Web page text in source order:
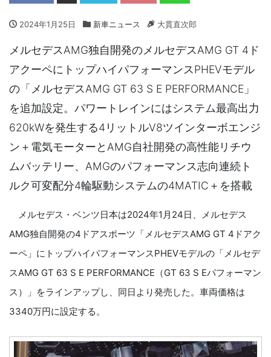
2024年1月25日 新車ニュース 大貫直次郎
メルセデスAMG独自開発のメルセデスAMG GT 4ド
アクーペにトップハイパフォーマンスPHEVモデル
の「メルセデスAMG GT 63 S E PERFORMANCE」
を追加設定。パワートレインにはシステム最高出力
620kWを発生する4リットルV8ツインターボエンジ
ン＋電気モーターとAMG自社開発の高性能リチウ
ムバッテリー、AMGのパフォーマンス志向連続ト
ルク可変配分4輪駆動システムの4MATIC＋を搭載
メルセデス・ベンツ日本は2024年1月24日、メルセデス
AMG独自開発の4ドアスポーツ「メルセデスAMG GT 4ドアク
ーペ」にトップハイパフォーマンスPHEVモデルの「メルセデ
スAMG GT 63 S E PERFORMANCE（GT 63 S Eパフォーマン
ス）」をラインアップし、同日より発売した。車両価格は
3340万円に設定する。